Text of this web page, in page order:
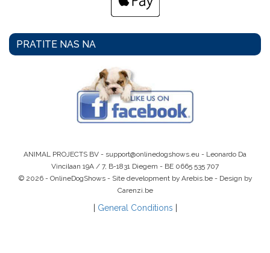
PRATITE NAS NA
ANIMAL PROJECTS BV - support@onlinedogshows.eu - Leonardo Da
Vincilaan 19A / 7, B-1831 Diegem - BE 0665 535 707
© 2026 - OnlineDogShows - Site development by Arebis.be - Design by
Carenzi.be
General Conditions